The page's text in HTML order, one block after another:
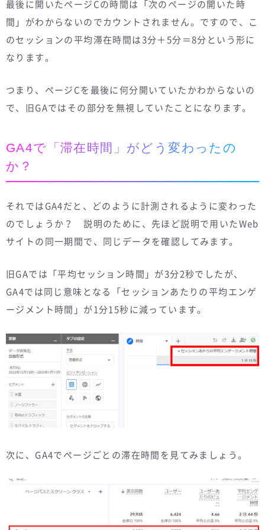
最後に開いたページCの時間は「次のページの開いた時
間」がわからないのでカウントされません。ですので、こ
のセッションの平均滞在時間は3分＋5分＝8分という形に
なります。
つまり、ページCを最後に何分開いていたかわからないの
で、旧GAではその部分を無視していたことになります。
GA4で「滞在時間」がどう変わったの
か？
それではGA4だと、どのように計測されるように変わった
のでしょうか？ 説明のために、先ほど説明で用いたWeb
サイトの同一期間で、同じデータを確認してみます。
旧GAでは「平均セッション時間」が3分2秒でしたが、
GA4では同じ意味となる「セッションあたりの平均エンゲ
ージメント時間」が1分15秒に減っています。
次に、GA4でページごとの滞在時間を見てみましょう。